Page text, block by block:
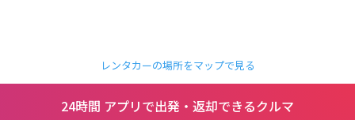
レンタカーの場所をマップで見る
24時間 アプリで出発・返却できるクルマ